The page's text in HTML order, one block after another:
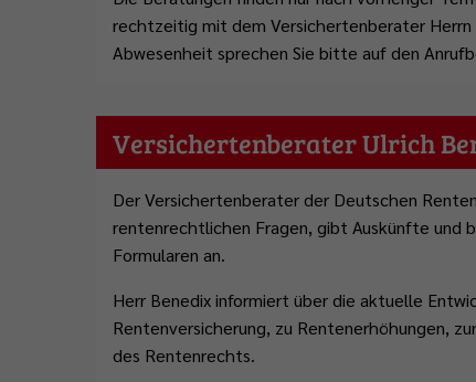
Abfallentsorgung
Plattdeutschbeauftragter
Flüchtlingsstützpunkt
Tafel Ostrhauderfehn
Treffpunkt Anleger
Erwachsenenbildung
Gemeindeentwicklungskonzept
rechtzeitig mit dem Versichertenberater
Abwesenheit sprechen Sie bitte auf den
Versichertenberater Ulrich
Der Versichertenberater der Deutschen
rentenrechtlichen Fragen, gibt Auskünfte und
Formularen an.
Herr Benedix informiert über die aktuelle
Rentenversicherung, zu Rentenerhöhungen,
des Rentenrechts.